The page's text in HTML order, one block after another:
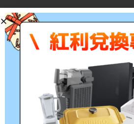
Tech specs
Weight: 80.5 g
Dimensions (W x D x H): 11.2
※以上規格資料若有任何錯誤
料為準。